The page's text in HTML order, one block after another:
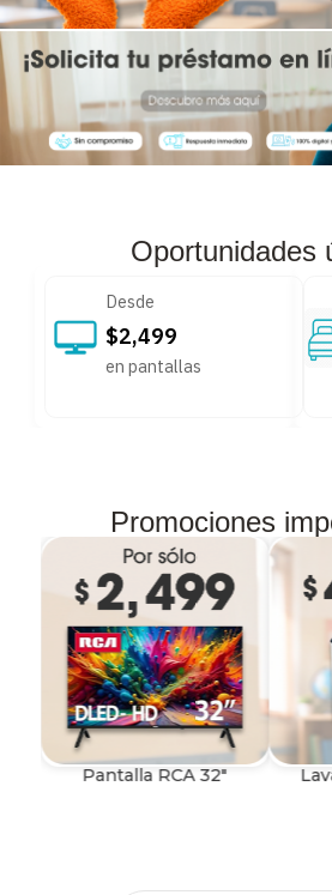
Oportunidades
Desde
$2,499
en pantallas
Promociones
Pantalla RCA 32"